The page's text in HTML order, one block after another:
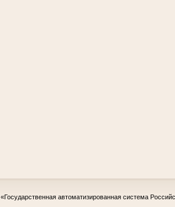
«Государственная автоматизированная система